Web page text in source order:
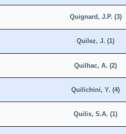
Quignard, J.P. (3)
Quilez, J. (1)
Quilhac, A. (2)
Quilichini, Y. (4)
Quilis, S.A. (1)